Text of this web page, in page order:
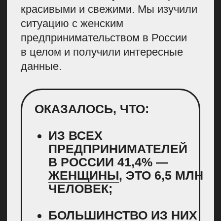
мы объединились с партнерами
из Модульбанка, VK и проектом
«ТыНеОдна».
Полученными результатами
мы поделились в аналитических
материалах о предпринимательстве
и роли женщин в бизнесе. Многие
подхватили темы: мы попали
в федеральные и региональные
медиа, бизнес- и лайфстайл-